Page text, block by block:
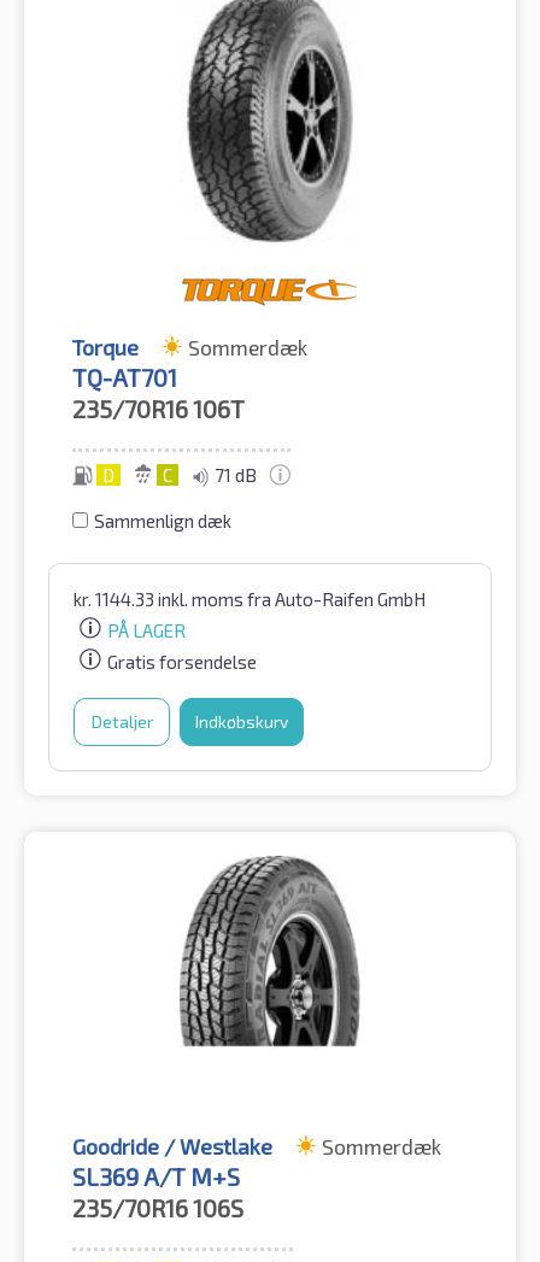
Torque Sommerdæk
TQ-AT701
235/70R16106T
D C 71 dB
Sammenlign dæk
kr. 1144.33 inkl. moms fra Auto-Raifen GmbH
PÅ LAGER
Gratis forsendelse
Detaljer Indkøbskurv
Goodride / Westlake Sommerdæk
SL369 A/T M+S
235/70R16106S